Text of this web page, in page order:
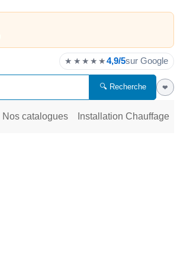
★★★★★4,9/5sur Google
🔍 Recherche ❤
Nos catalogues Installation Chauffage